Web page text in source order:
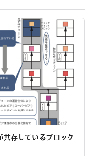
共存しているブロック